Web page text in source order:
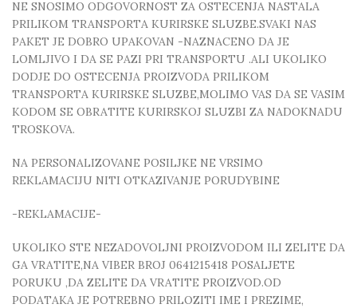
NE SNOSIMO ODGOVORNOST ZA OSTECENJA NASTALA
PRILIKOM TRANSPORTA KURIRSKE SLUZBE.SVAKI NAS
PAKET JE DOBRO UPAKOVAN -NAZNACENO DA JE
LOMLJIVO I DA SE PAZI PRI TRANSPORTU .ALI UKOLIKO
DODJE DO OSTECENJA PROIZVODA PRILIKOM
TRANSPORTA KURIRSKE SLUZBE,MOLIMO VAS DA SE VASIM
KODOM SE OBRATITE KURIRSKOJ SLUZBI ZA NADOKNADU
TROSKOVA.
NA PERSONALIZOVANE POSILJKE NE VRSIMO
REKLAMACIJU NITI OTKAZIVANJE PORUDYBINE
-REKLAMACIJE-
UKOLIKO STE NEZADOVOLJNI PROIZVODOM ILI ZELITE DA
GA VRATITE,NA VIBER BROJ 0641215418 POSALJETE
PORUKU ,DA ZELITE DA VRATITE PROIZVOD.OD
PODATAKA JE POTREBNO PRILOZITI IME I PREZIME,